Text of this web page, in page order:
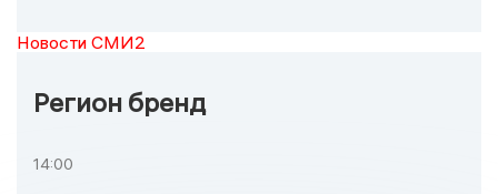
Новости СМИ2
Регион бренд
14:00